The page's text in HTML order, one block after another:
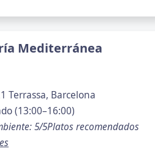
Mediterránea
Terrassa, Barcelona
(13:00–16:00)
5/5Platos recomendados